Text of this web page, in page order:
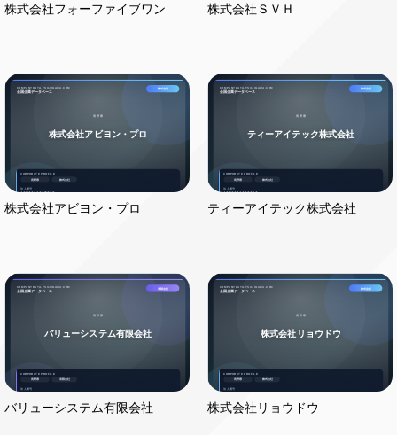
株式会社フォーファイブワン 株式会社ＳＶＨ
株式会社アビヨン・プロ ティーアイテック株式会社
バリューシステム有限会社 株式会社リョウドウ